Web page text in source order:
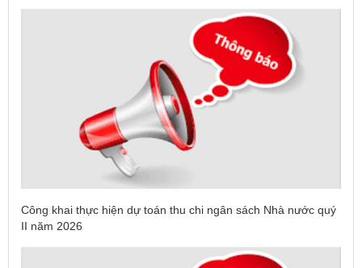
Công khai thực hiện dự toán thu chi ngân sách Nhà nước quý
II năm 2026